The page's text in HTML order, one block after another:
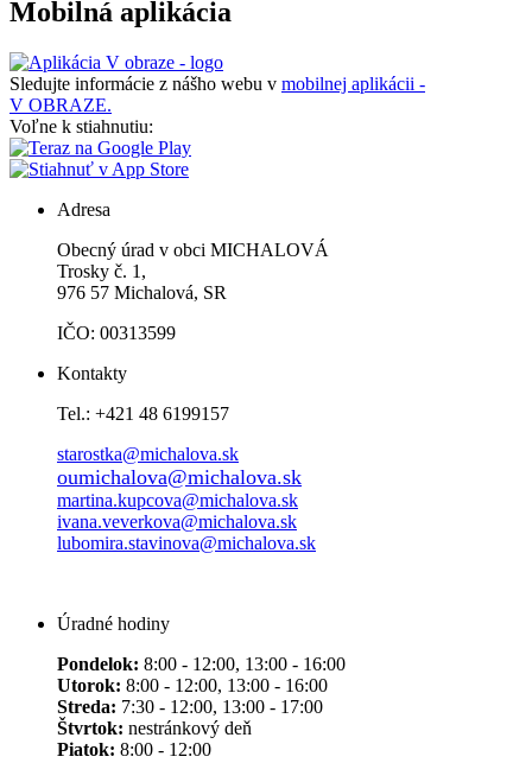
Mobilná aplikácia
Sledujte informácie z nášho webu v mobilnej aplikácii -
V OBRAZE.
Voľne k stiahnutiu:
Adresa
Obecný úrad v obci MICHALOVÁ
Trosky č. 1,
976 57 Michalová, SR
IČO: 00313599
Kontakty
Tel.: +421 48 6199157
starostka@michalova.sk
oumichalova@michalova.sk
martina.kupcova@michalova.sk
ivana.veverkova@michalova.sk
lubomira.stavinova@michalova.sk
Úradné hodiny
Pondelok: 8:00 - 12:00, 13:00 - 16:00
Utorok: 8:00 - 12:00, 13:00 - 16:00
Streda: 7:30 - 12:00, 13:00 - 17:00
Štvrtok: nestránkový deň
Piatok: 8:00 - 12:00